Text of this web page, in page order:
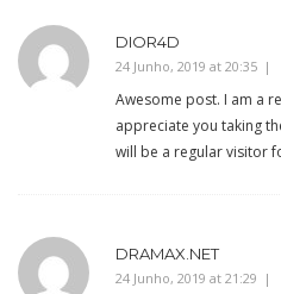
DIOR4D
24 Junho, 2019 at 20:35
Awesome post. I am a
appreciate you taking
will be a regular visitor
DRAMAX.NET
24 Junho, 2019 at 21:29